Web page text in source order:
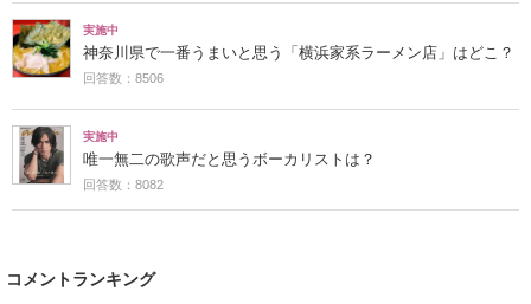
実施中
神奈川県で一番うまいと思う「横浜家系ラーメン店」はどこ？
回答数：8506
実施中
唯一無二の歌声だと思うボーカリストは？
回答数：8082
コメントランキング